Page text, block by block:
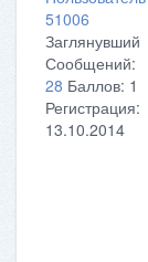
51006
Заглянувший
Сообщений:
28 Баллов: 1
Регистрация:
13.10.2014